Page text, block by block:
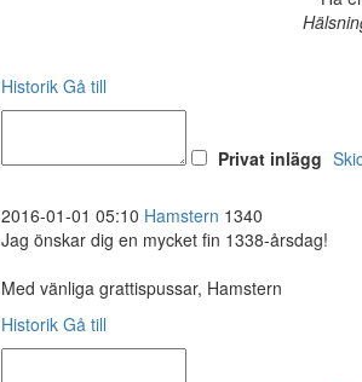
Historik Gå till
Privat inlägg
2016-01-01 05:10 Hamstern 1340
Jag önskar dig en mycket fin 1338-årsdag!
Med vänliga grattispussar, Hamstern
Historik Gå till